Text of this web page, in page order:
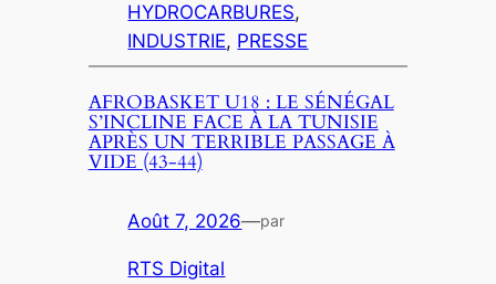
HYDROCARBURES
INDUSTRIE, PRESSE
AFROBASKET U18 : LE SÉNÉGAL
S’INCLINE FACE À LA TUNISIE
APRÈS UN TERRIBLE PASSAGE À
VIDE (43-44)
Août 7, 2026—par
RTS Digital